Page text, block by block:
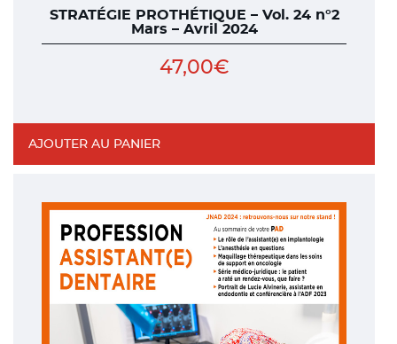
STRATÉGIE PROTHÉTIQUE – Vol. 24 n°2
Mars – Avril 2024
47,00€
AJOUTER AU PANIER